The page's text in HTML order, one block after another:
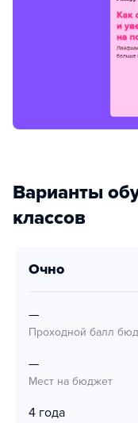
Варианты
классов
очно
—
Проходной балл
—
Мест на бюджет
4 года